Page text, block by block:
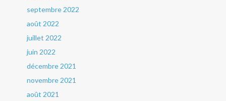
septembre 2022
août 2022
juillet 2022
juin 2022
décembre 2021
novembre 2021
août 2021